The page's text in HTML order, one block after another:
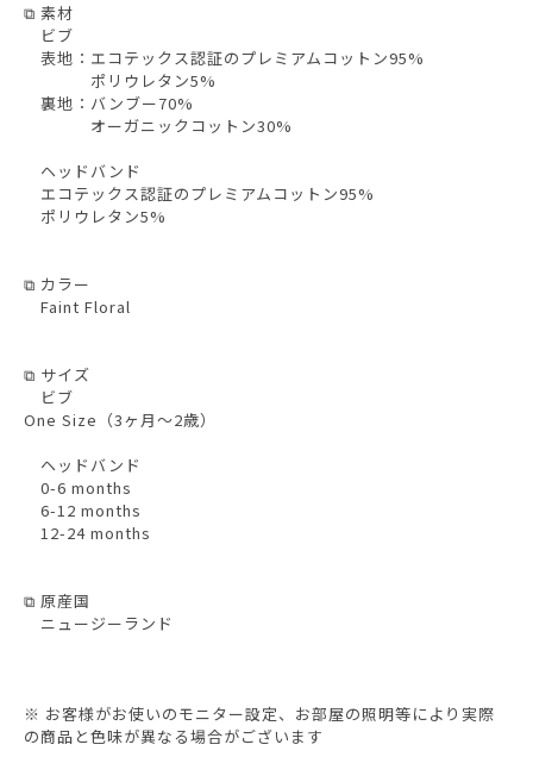
⧉ 素材
ビブ
表地：エコテックス認証のプレミアムコットン95%
ポリウレタン5%
裏地：バンブー70%
オーガニックコットン30%
ヘッドバンド
エコテックス認証のプレミアムコットン95%
ポリウレタン5%
⧉ カラー
Faint Floral
⧉ サイズ
ビブ
One Size（3ヶ月〜2歳）
ヘッドバンド
0-6 months
6-12 months
12-24 months
⧉ 原産国
ニュージーランド
※ お客様がお使いのモニター設定、お部屋の照明等により実際
の商品と色味が異なる場合がございます